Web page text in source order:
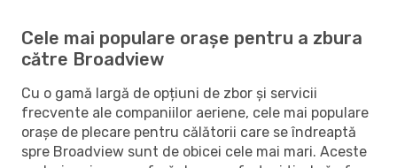
Cele mai populare orașe pentru a zbura
către Broadview
Cu o gamă largă de opțiuni de zbor și servicii
frecvente ale companiilor aeriene, cele mai populare
orașe de plecare pentru călătorii care se îndreaptă
spre Broadview sunt de obicei cele mai mari. Aceste